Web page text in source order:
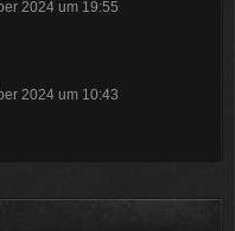
2024 um 19:55
2024 um 10:43